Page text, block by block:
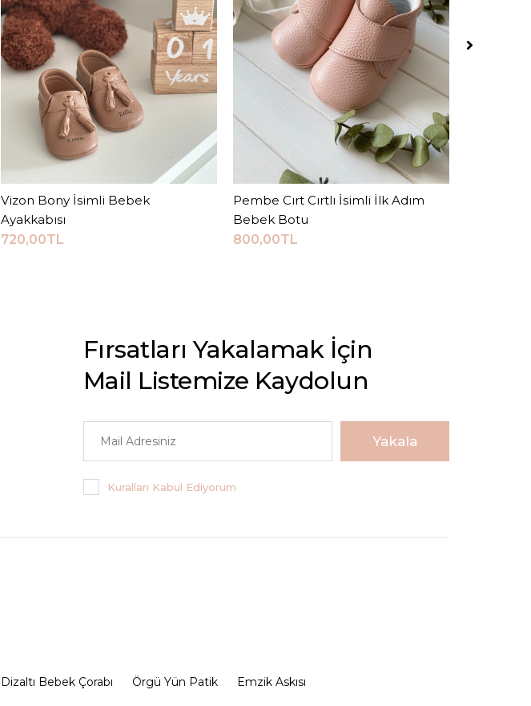
Sepete Ekle
Vizon Bony İsimli Bebek
Ayakkabısı
720,00TL
Sepete Ekle
Pembe Cırt Cırtlı İsimli İlk Adım
Bebek Botu
800,00TL
Fırsatları Yakalamak İçin
Mail Listemize Kaydolun
Yakala
Kuralları Kabul Ediyorum
Dizaltı Bebek Çorabı Örgü Yün Patik
Emzik Askısı